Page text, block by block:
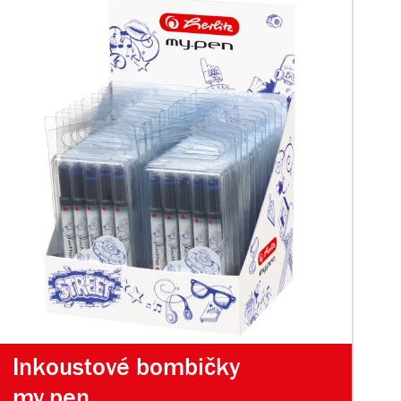
Inkoustové bombičky